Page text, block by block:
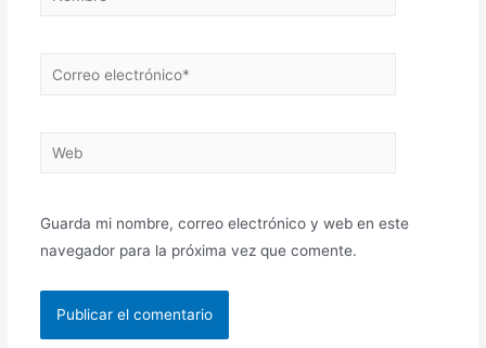
Guarda mi nombre, correo electrónico y web en este
navegador para la próxima vez que comente.